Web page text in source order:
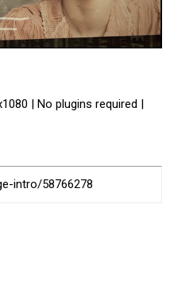
| No plugins required |
intro/58766278